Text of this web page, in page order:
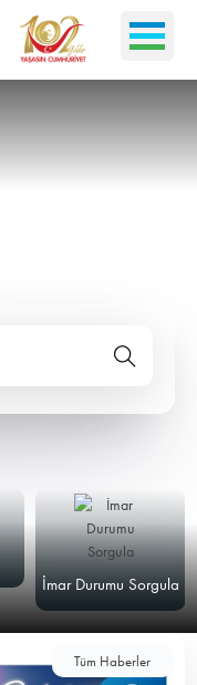
İmar Durumu Sorgula
Tüm Haberler